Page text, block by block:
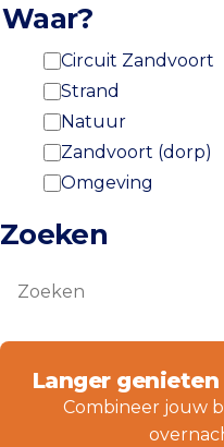
Waar?
Circuit Zandvoort
Strand
Natuur
Zandvoort (dorp)
Omgeving
Zoeken
Langer
Combineer jouw